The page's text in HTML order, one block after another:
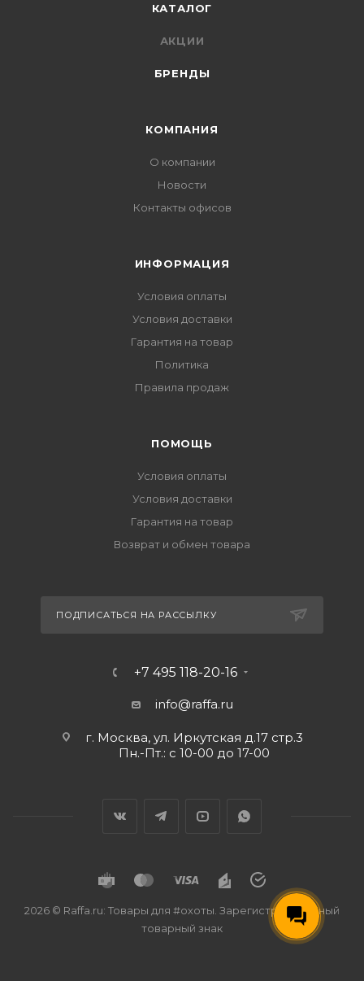
КАТАЛОГ
АКЦИИ
БРЕНДЫ
КОМПАНИЯ
О компании
Новости
Контакты офисов
ИНФОРМАЦИЯ
Условия оплаты
Условия доставки
Гарантия на товар
Политика
Правила продаж
ПОМОЩЬ
Условия оплаты
Условия доставки
Гарантия на товар
Возврат и обмен товара
ПОДПИСАТЬСЯ НА РАССЫЛКУ
+7 495 118-20-16
info@raffa.ru
г. Москва, ул. Иркутская д.17 стр.3
Пн.-Пт.: с 10-00 до 17-00
2026 © Raffa.ru: Товары для #охоты. Зарегистрированный
товарный знак